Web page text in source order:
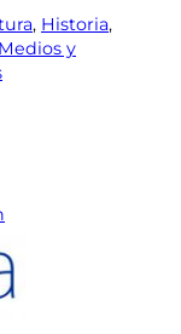
, Historia
Medios y